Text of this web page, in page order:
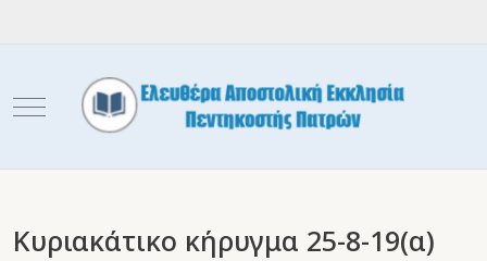
Mobile Menu Toggle
Κυριακάτικο κήρυγμα 25-8-19(α)